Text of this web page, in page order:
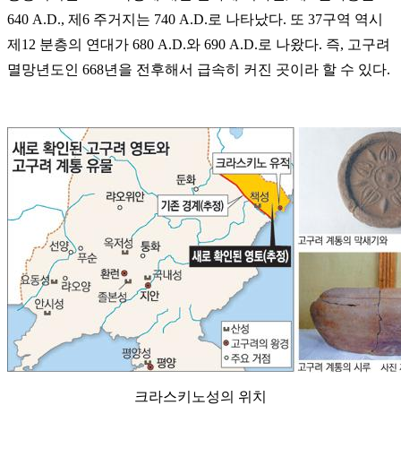
640 A.D., 제6 주거지는 740 A.D.로 나타났다. 또 37구역 역시
제12 분층의 연대가 680 A.D.와 690 A.D.로 나왔다. 즉, 고구려
멸망년도인 668년을 전후해서 급속히 커진 곳이라 할 수 있다.
크라스키노성의 위치